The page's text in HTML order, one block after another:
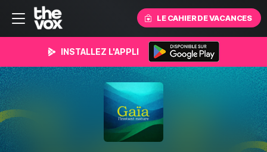
LE CAHIER DE VACANCES
INSTALLEZ L'APPLI